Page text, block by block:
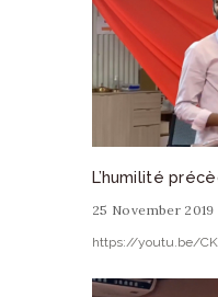
L’humilité
25 November 2019
https://youtu.be/